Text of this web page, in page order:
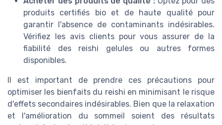
produits certifiés bio et de haute qualité pour
garantir l'absence de contaminants indésirables.
Vérifiez les avis clients pour vous assurer de la
fiabilité des reishi gelules ou autres formes
disponibles.
Il est important de prendre ces précautions pour
optimiser les bienfaits du reishi en minimisant le risque
d'effets secondaires indésirables. Bien que la relaxation
et l'amélioration du sommeil soient des résultats